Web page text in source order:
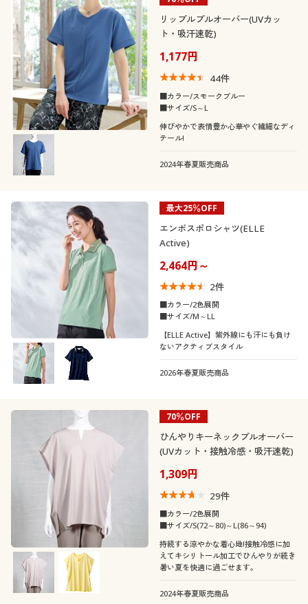
リップルプルオーバー(UVカッ
ト・吸汗速乾)
1,177円
44件
■カラー/スモークブルー
■サイズ/S～L
伸びやかで表情豊か心華やぐ繊細なディ
テール!
2024年春夏販売商品
最大25％OFF
エンボスポロシャツ(ELLE
Active)
2,464円～
2件
■カラー/2色展開
■サイズ/M～LL
【ELLE Active】紫外線にも汗にも負け
ないアクティブスタイル
2026年春夏販売商品
70％OFF
ひんやりキーネックプルオーバー
(UVカット・接触冷感・吸汗速乾)
1,309円
29件
■カラー/2色展開
■サイズ/S(72～80)～L(86～94)
持続する涼やかな着心地!接触冷感に加
えてキシリトール加工でひんやりが続き
暑い夏を快適に過ごせます。
2024年春夏販売商品